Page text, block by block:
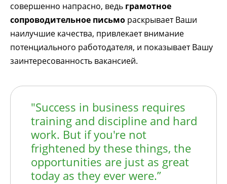
совершенно напрасно, ведь грамотное
сопроводительное письмо раскрывает Ваши
наилучшие качества, привлекает внимание
потенциального работодателя, и показывает Вашу
заинтересованность вакансией.
"Success in business requires
training and discipline and hard
work. But if you're not
frightened by these things, the
opportunities are just as great
today as they ever were.”